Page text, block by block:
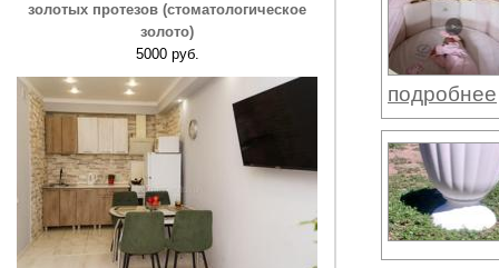
золотых протезов (стоматологическое
золото)
5000 руб.
подробнее